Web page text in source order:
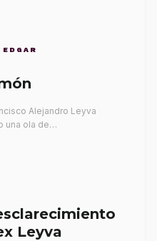
Alejandro Leyva
una ola de…
Leyva